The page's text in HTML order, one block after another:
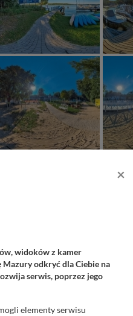
×
widoków z kamer
Mazury odkryć dla Ciebie na
serwis, poprzez jego
elementy serwisu